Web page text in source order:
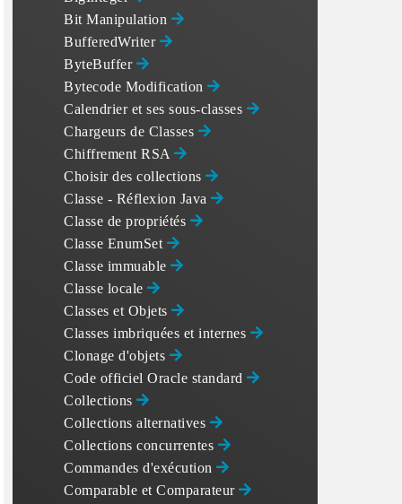
Bit Manipulation
BufferedWriter
ByteBuffer
Bytecode Modification
Calendrier et ses sous-classes
Chargeurs de Classes
Chiffrement RSA
Choisir des collections
Classe - Réflexion Java
Classe de propriétés
Classe EnumSet
Classe immuable
Classe locale
Classes et Objets
Classes imbriquées et internes
Clonage d'objets
Code officiel Oracle standard
Collections
Collections alternatives
Collections concurrentes
Commandes d'exécution
Comparable et Comparateur